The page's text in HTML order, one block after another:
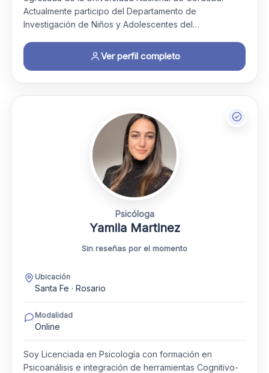
Actualmente participo del Departamento de
Investigación de Niños y Adolescentes del…
Ver perfil completo
Psicóloga
Yamila Martinez
Sin reseñas por el momento
Ubicación
Santa Fe · Rosario
Modalidad
Online
Soy Licenciada en Psicología con formación en
Psicoanálisis e integración de herramientas Cognitivo-